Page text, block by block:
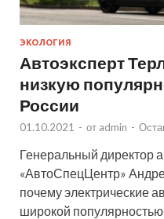
ЭКОЛОГИЯ
Автоэксперт
низкую
России
01.10.2021 - от admin -
Генеральный директор
«АвтоСпецЦентр»
почему электрические
широкой популярностью